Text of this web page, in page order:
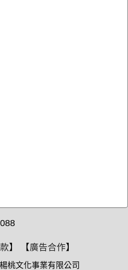
】 【廣告合作】
桃文化事業有限公司